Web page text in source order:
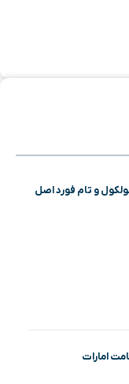
و تام فورد اصل
امارات